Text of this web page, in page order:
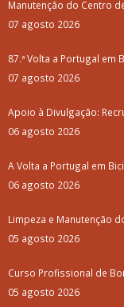
Manutenção do Centro
07 agosto 2026
87.ª Volta a Portugal em
07 agosto 2026
Apoio à Divulgação:
06 agosto 2026
A Volta a Portugal em
06 agosto 2026
Limpeza e Manutenção
05 agosto 2026
Curso Profissional de
05 agosto 2026